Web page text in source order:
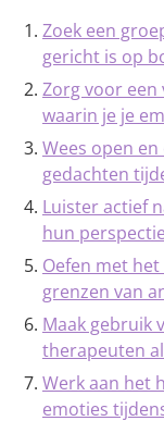
Zoek een
gericht is op
Zorg voor
waarin je je
Wees open
gedachten
Luister actief
hun
Oefen met
grenzen van
Maak gebruik
therapeuten
Werk aan het
emoties